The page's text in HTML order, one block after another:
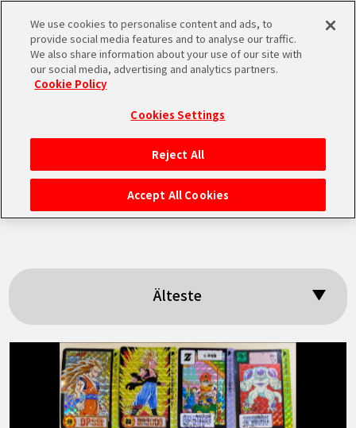
MEN
STARTSEITE
NEUES
HIGHLIGHTS
VIDEOS
SPECIALS
INFOS
Suchergebnisse:
「Dragon Ball
Carddass」
Älteste
We use cookies to personalise content and ads, to
provide social media features and to analyse our traffic.
We also share information about your use of our site with
our social media, advertising and analytics partners.
Cookie Policy
Cookies Settings
Reject All
Accept All Cookies